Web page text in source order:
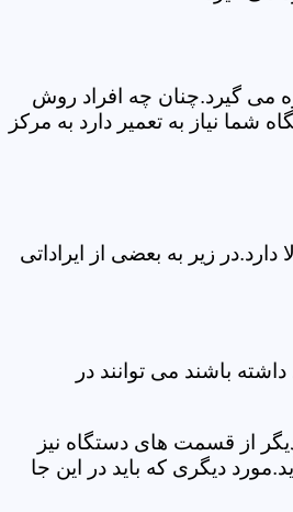
می گیرد.چنان چه افراد روش
نیاز به تعمیر دارد به مرکز
زیر به بعضی از ایراداتی
باشند می توانند در
از قسمت های دستگاه نیز
دیگری که باید در این جا